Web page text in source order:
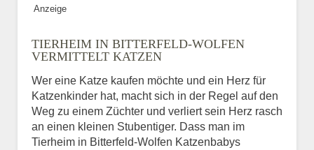
BILD HOCHLADEN
Vermisst seit
Anzeige
TIERHEIM IN BITTERFELD-WOLFEN
VERMITTELT KATZEN
Wer eine Katze kaufen möchte und ein Herz für
Katzenkinder hat, macht sich in der Regel auf den
Weg zu einem Züchter und verliert sein Herz rasch
an einen kleinen Stubentiger. Dass man im
Tierheim in Bitterfeld-Wolfen Katzenbabys